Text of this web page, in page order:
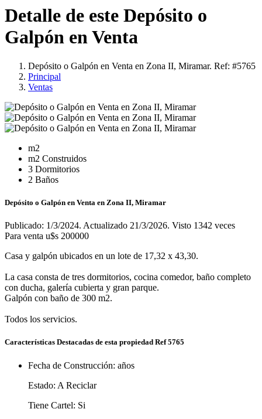
Detalle de este Depósito o
Galpón en Venta
Depósito o Galpón en Venta en Zona II, Miramar. Ref: #5765
Principal
Ventas
m2
m2 Construidos
3 Dormitorios
2 Baños
Depósito o Galpón en Venta en Zona II, Miramar
Publicado: 1/3/2024. Actualizado 21/3/2026. Visto 1342 veces
Para venta u$s 200000
Casa y galpón ubicados en un lote de 17,32 x 43,30.
La casa consta de tres dormitorios, cocina comedor, baño completo
con ducha, galería cubierta y gran parque.
Galpón con baño de 300 m2.
Todos los servicios.
Características Destacadas de esta propiedad Ref 5765
Fecha de Construcción: años
Estado: A Reciclar
Tiene Cartel: Si